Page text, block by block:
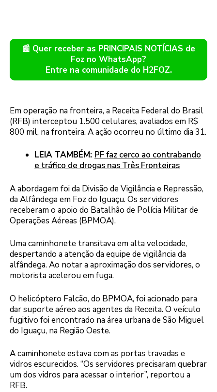
📰 Quer receber as PRINCIPAIS NOTÍCIAS de
Foz no WhatsApp?
Entre na comunidade do H2FOZ.
Em operação na fronteira, a Receita Federal do Brasil
(RFB) interceptou 1.500 celulares, avaliados em R$
800 mil, na fronteira. A ação ocorreu no último dia 31.
LEIA TAMBÉM: PF faz cerco ao contrabando
e tráfico de drogas nas Três Fronteiras
A abordagem foi da Divisão de Vigilância e Repressão,
da Alfândega em Foz do Iguaçu. Os servidores
receberam o apoio do Batalhão de Polícia Militar de
Operações Aéreas (BPMOA).
Uma caminhonete transitava em alta velocidade,
despertando a atenção da equipe de vigilância da
alfândega. Ao notar a aproximação dos servidores, o
motorista acelerou em fuga.
O helicóptero Falcão, do BPMOA, foi acionado para
dar suporte aéreo aos agentes da Receita. O veículo
fugitivo foi encontrado na área urbana de São Miguel
do Iguaçu, na Região Oeste.
A caminhonete estava com as portas travadas e
vidros escurecidos. “Os servidores precisaram quebrar
um dos vidros para acessar o interior”, reportou a
RFB.